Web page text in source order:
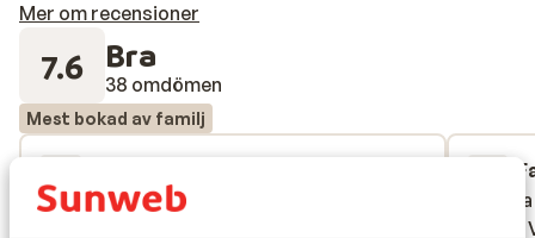
Mer om recensioner
7.6 Bra
38 omdömen
Mest bokad av familj
????????
????????
Lige
Lige